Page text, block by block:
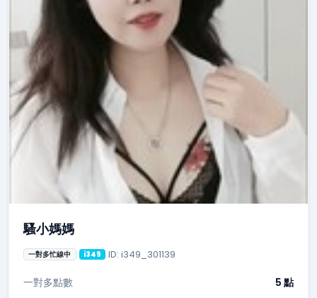
騷小媽媽
一對多忙線中 i349 ID: i349_301139
一對多點數 5 點